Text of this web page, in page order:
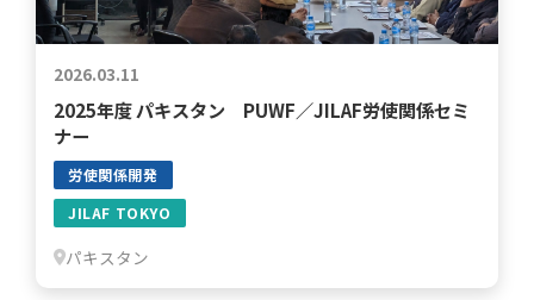
2026.03.11
2025年度 パキスタン PUWF／JILAF労使関係セミ
ナー
労使関係開発
JILAF TOKYO
パキスタン